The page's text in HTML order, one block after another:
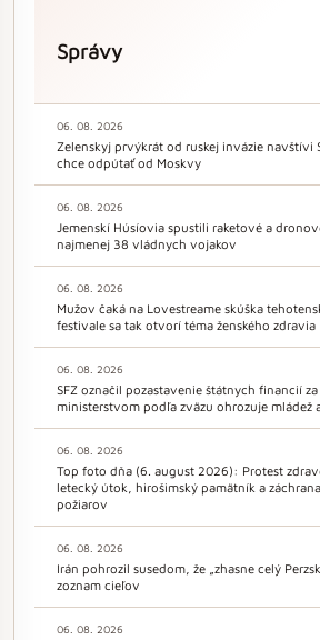
Správy
06. 08. 2026
Zelenskyj prvýkrát od ruskej invázie navštívi
chce odpútať od Moskvy
06. 08. 2026
Jemenskí Húsíovia spustili raketové a
najmenej 38 vládnych vojakov
06. 08. 2026
Mužov čaká na Lovestreame skúška
festivale sa tak otvorí téma ženského zdravia
06. 08. 2026
SFZ označil pozastavenie štátnych financií
ministerstvom podľa zväzu ohrozuje mládež
06. 08. 2026
Top foto dňa (6. august 2026): Protest
letecký útok, hirošimský pamätník a
požiarov
06. 08. 2026
Irán pohrozil susedom, že „zhasne celý
zoznam cieľov
06. 08. 2026